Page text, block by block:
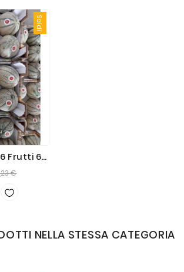
Saldi
Melone Retato 6 Frutti 6kg+ Sicilia
€Prezzo
NELLA STESSA CATEGORIA